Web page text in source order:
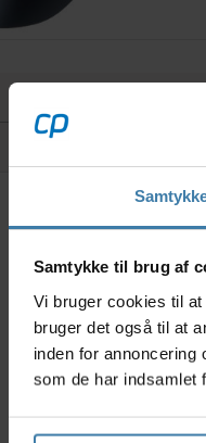
Samtykke til brug af
Vi bruger cookies til
bruger det også til at
inden for annoncering
som de har indsamlet